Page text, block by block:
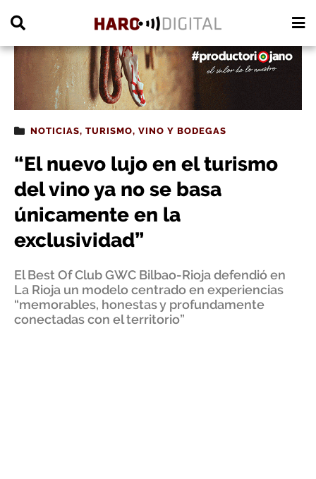
NOTICIAS, TURISMO, VINO Y BODEGAS
“El nuevo lujo en el turismo
del vino ya no se basa
únicamente en la
exclusividad”
El Best Of Club GWC Bilbao-Rioja defendió en
La Rioja un modelo centrado en experiencias
“memorables, honestas y profundamente
conectadas con el territorio”